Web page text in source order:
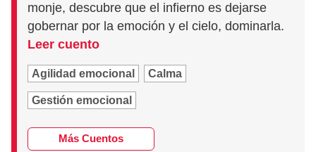
monje, descubre que el infierno es dejarse
gobernar por la emoción y el cielo, dominarla.
Leer cuento
Agilidad emocional Calma
Gestión emocional
Más Cuentos